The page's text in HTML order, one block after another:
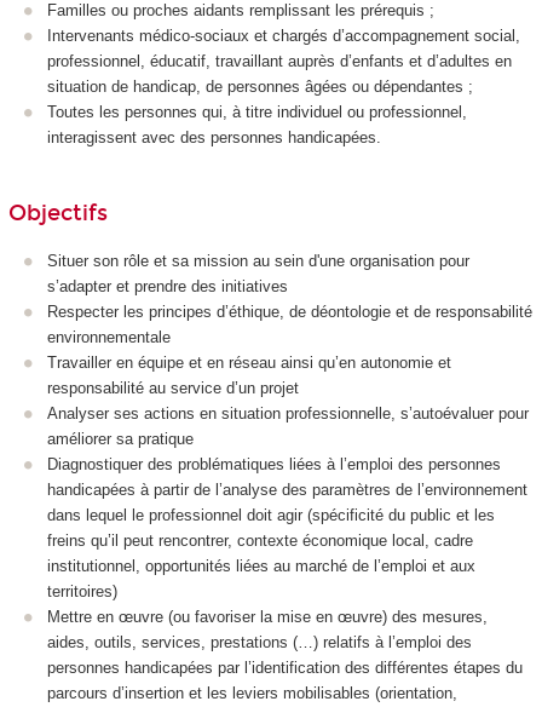
Familles ou proches aidants remplissant les prérequis ;
Intervenants médico-sociaux et chargés d’accompagnement social,
professionnel, éducatif, travaillant auprès d’enfants et d’adultes en
situation de handicap, de personnes âgées ou dépendantes ;
Toutes les personnes qui, à titre individuel ou professionnel,
interagissent avec des personnes handicapées.
Objectifs
Situer son rôle et sa mission au sein d'une organisation pour
s’adapter et prendre des initiatives
Respecter les principes d’éthique, de déontologie et de responsabilité
environnementale
Travailler en équipe et en réseau ainsi qu’en autonomie et
responsabilité au service d’un projet
Analyser ses actions en situation professionnelle, s’autoévaluer pour
améliorer sa pratique
Diagnostiquer des problématiques liées à l’emploi des personnes
handicapées à partir de l’analyse des paramètres de l’environnement
dans lequel le professionnel doit agir (spécificité du public et les
freins qu’il peut rencontrer, contexte économique local, cadre
institutionnel, opportunités liées au marché de l’emploi et aux
territoires)
Mettre en œuvre (ou favoriser la mise en œuvre) des mesures,
aides, outils, services, prestations (…) relatifs à l’emploi des
personnes handicapées par l’identification des différentes étapes du
parcours d’insertion et les leviers mobilisables (orientation,